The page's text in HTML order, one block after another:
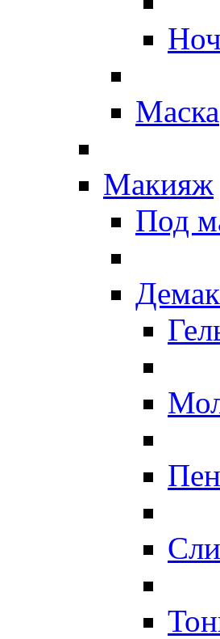
Маска
Макияж
Под